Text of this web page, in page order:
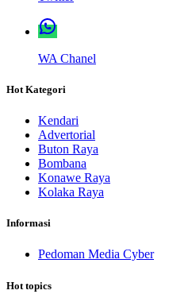
WA Chanel
Hot Kategori
Kendari
Advertorial
Buton Raya
Bombana
Konawe Raya
Kolaka Raya
Informasi
Pedoman Media Cyber
Hot topics